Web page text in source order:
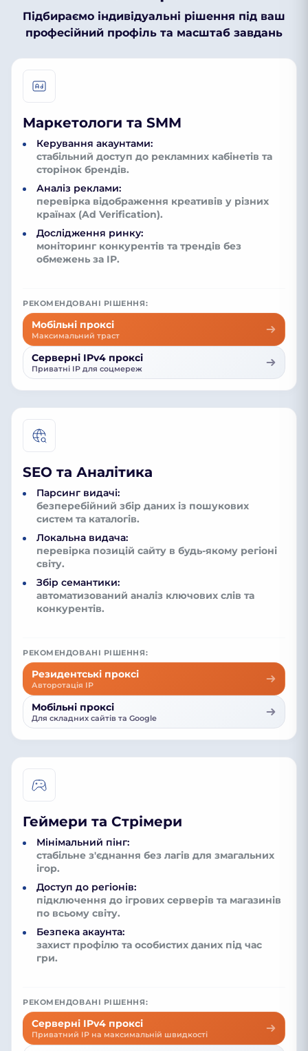
Підбираємо індивідуальні рішення під ваш
професійний профіль та масштаб завдань
Маркетологи та SMM
Керування акаунтами:
стабільний доступ до рекламних кабінетів та
сторінок брендів.
Аналіз реклами:
перевірка відображення креативів у різних
країнах (Ad Verification).
Дослідження ринку:
моніторинг конкурентів та трендів без
обмежень за IP.
РЕКОМЕНДОВАНІ РІШЕННЯ:
Мобільні проксі
Максимальний траст
Серверні IPv4 проксі
Приватні IP для соцмереж
SEO та Аналітика
Парсинг видачі:
безперебійний збір даних із пошукових
систем та каталогів.
Локальна видача:
перевірка позицій сайту в будь-якому регіоні
світу.
Збір семантики:
автоматизований аналіз ключових слів та
конкурентів.
РЕКОМЕНДОВАНІ РІШЕННЯ:
Резидентські проксі
Авторотація IP
Мобільні проксі
Для складних сайтів та Google
Геймери та Стрімери
Мінімальний пінг:
стабільне з'єднання без лагів для змагальних
ігор.
Доступ до регіонів:
підключення до ігрових серверів та магазинів
по всьому світу.
Безпека акаунта:
захист профілю та особистих даних під час
гри.
РЕКОМЕНДОВАНІ РІШЕННЯ:
Серверні IPv4 проксі
Приватний IP на максимальній швидкості